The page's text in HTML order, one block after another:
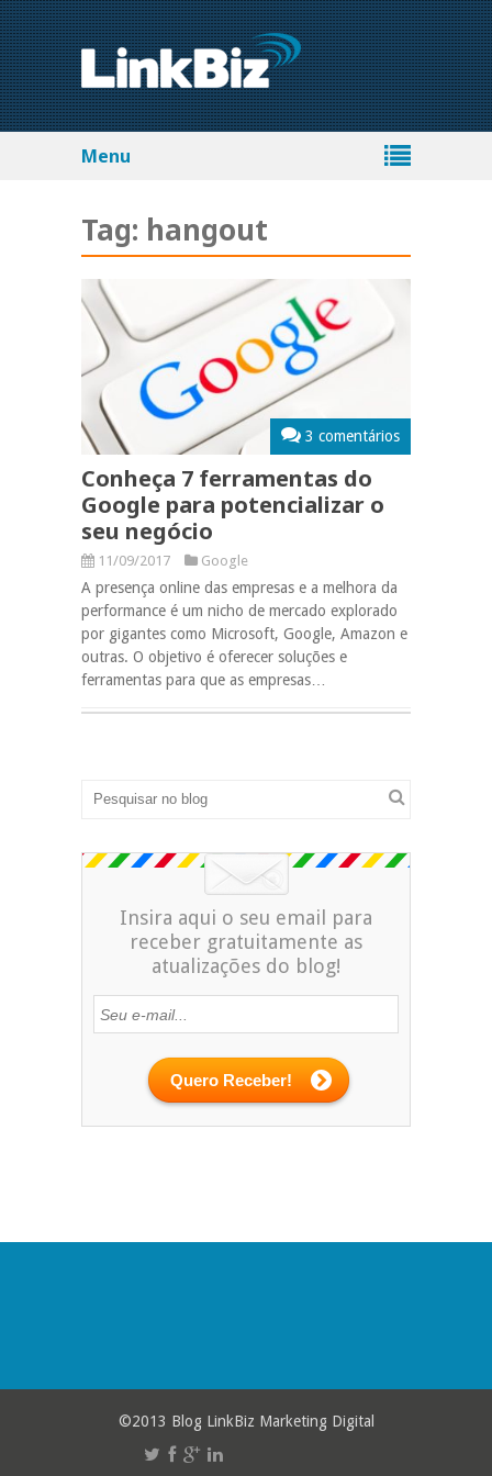
Menu
Tag: hangout
3 comentários
Conheça 7 ferramentas do
Google para potencializar o
seu negócio
11/09/2017 Google
A presença online das empresas e a melhora da
performance é um nicho de mercado explorado
por gigantes como Microsoft, Google, Amazon e
outras. O objetivo é oferecer soluções e
ferramentas para que as empresas…
Insira aqui o seu email para
receber gratuitamente as
atualizações do blog!
©2013 Blog LinkBiz Marketing Digital